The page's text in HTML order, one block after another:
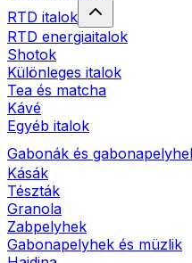
RTD italok
RTD energiaitalok
Shotok
Különleges italok
Tea és matcha
Kávé
Egyéb italok
Gabonák és
Kásák
Tészták
Granola
Zabpelyhek
Gabonapelyhek és müzlik